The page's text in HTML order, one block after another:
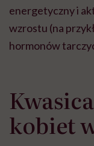
energetyczny i
wzrostu (na
hormonów
kobiet